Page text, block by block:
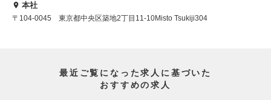
本社
〒104-0045 東京都中央区築地2丁目11-10Misto Tsukiji304
最近ご覧になった求人に基づいた
おすすめの求人